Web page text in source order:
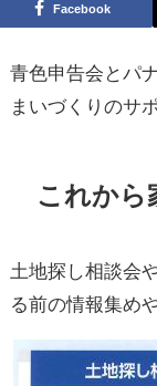
Facebook
青色申告会とパ
まいづくりのサ
これから
土地探し相談会
る前の情報集め